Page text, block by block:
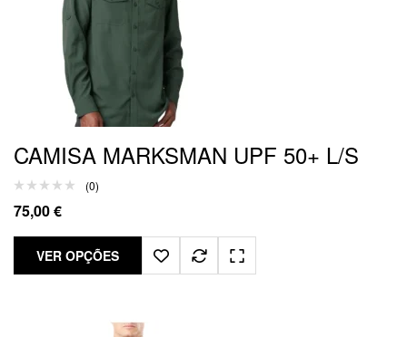
CAMISA MARKSMAN UPF 50+ L/S
(0)
75,00€
VER OPÇÕES